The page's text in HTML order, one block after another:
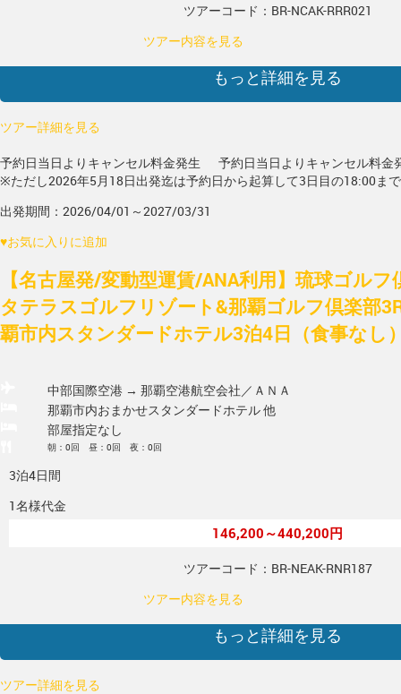
ツアーコード：BR-NCAK-RRR021
ツアー内容を見る
もっと詳細を見る
ツアー詳細を見る
予約日当日よりキャンセル料金発生
予約日当日よりキャンセル料金
※ただし2026年5月18日出発迄は予約日から起算して3日目の18:00ま
出発期間：2026/04/01～2027/03/31
♥お気に入りに追加
【名古屋発/変動型運賃/ANA利用】琉球ゴル
タテラスゴルフリゾート&那覇ゴルフ倶楽部
覇市内スタンダードホテル3泊4日（食事なし
中部国際空港 → 那覇空港航空会社／ＡＮＡ
那覇市内おまかせスタンダードホテル 他
部屋指定なし
朝：0回 昼：0回 夜：0回
3泊4日間
1名様代金
146,200～440,200円
ツアーコード：BR-NEAK-RNR187
ツアー内容を見る
もっと詳細を見る
ツアー詳細を見る